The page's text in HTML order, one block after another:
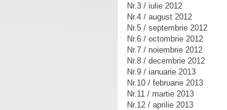
Nr.3 / iulie 2012
Nr.4 / august 2012
Nr.5 / septembrie 2012
Nr.6 / octombrie 2012
Nr.7 / noiembrie 2012
Nr.8 / decembrie 2012
Nr.9 / ianuarie 2013
Nr.10 / februarie 2013
Nr.11 / martie 2013
Nr.12 / aprilie 2013